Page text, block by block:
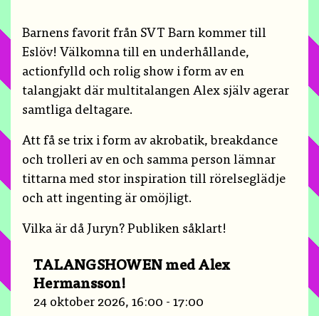
Barnens favorit från SVT Barn kommer till
Eslöv! Välkomna till en underhållande,
actionfylld och rolig show i form av en
talangjakt där multitalangen Alex själv agerar
samtliga deltagare.
Att få se trix i form av akrobatik, breakdance
och trolleri av en och samma person lämnar
tittarna med stor inspiration till rörelseglädje
och att ingenting är omöjligt.
Vilka är då Juryn? Publiken såklart!
TALANGSHOWEN med Alex
Hermansson!
24 oktober 2026, 16:00 - 17:00